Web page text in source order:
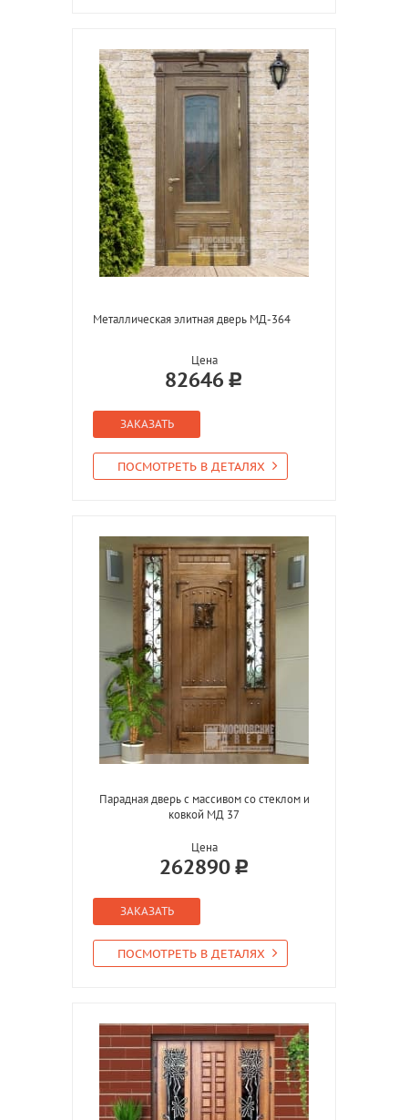
Металлическая элитная дверь МД-364
Цена
82646
ЗАКАЗАТЬ
ПОСМОТРЕТЬ В ДЕТАЛЯХ
Парадная дверь с массивом со стеклом и
ковкой МД 37
Цена
262890
ЗАКАЗАТЬ
ПОСМОТРЕТЬ В ДЕТАЛЯХ